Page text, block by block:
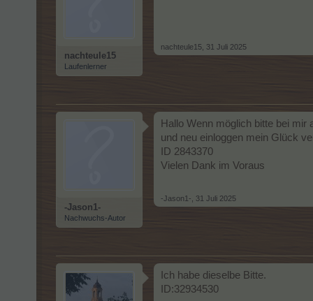
nachteule15
Laufenlerner
nachteule15 31 Juli 2025
-Jason1-
Nachwuchs-Autor
Hallo Wenn möglich bitte bei
und neu einloggen mein Glück
ID 2843370
Vielen Dank im Voraus
-Jason1- 31 Juli 2025
Ich habe dieselbe Bitte.
ID:32934530